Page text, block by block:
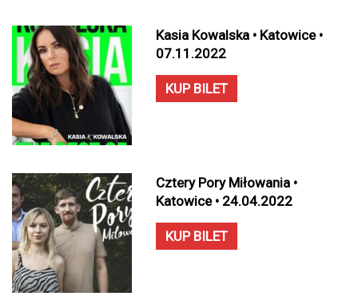
Kasia Kowalska • Katowice •
07.11.2022
KUP BILET
Cztery Pory Miłowania •
Katowice • 24.04.2022
KUP BILET